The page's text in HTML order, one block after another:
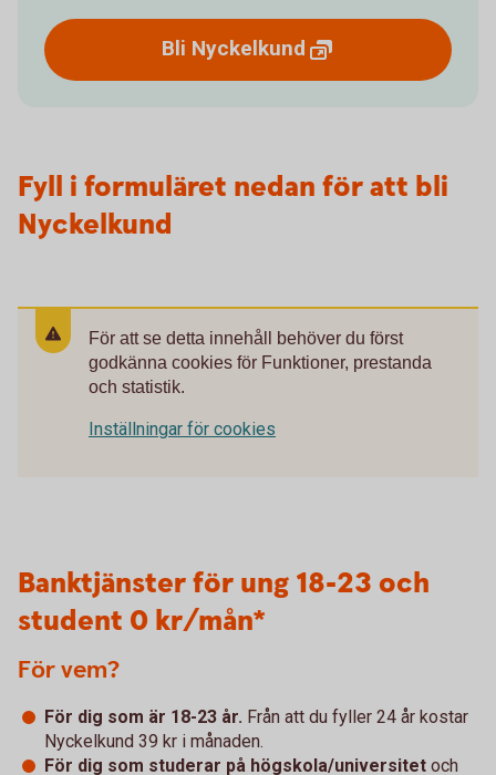
Bli Nyckelkund
Fyll i formuläret nedan för att bli
Nyckelkund
För att se detta innehåll behöver du först
godkänna cookies för Funktioner, prestanda
och statistik.
Inställningar för cookies
Banktjänster för ung 18-23 och
student 0 kr/mån*
För vem?
För dig som är 18-23 år. Från att du fyller 24 år kostar
Nyckelkund 39 kr i månaden.
För dig som studerar på högskola/universitet och